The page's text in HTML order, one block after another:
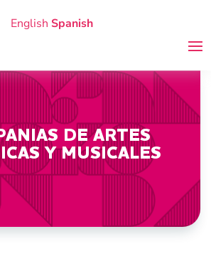
English Spanish
DE ARTES
Y MUSICALES